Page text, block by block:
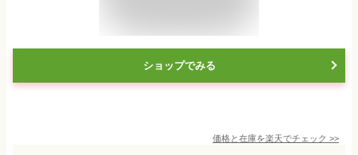
ショップでみる
価格と在庫を楽天でチェック >>